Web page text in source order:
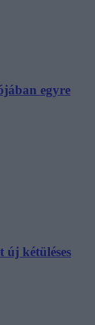
egyre
új kétüléses